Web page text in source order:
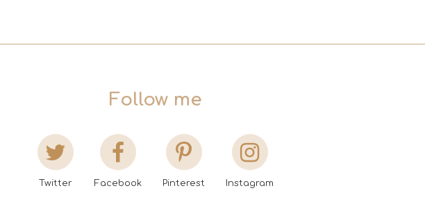
Follow me
Twitter Facebook Pinterest Instagram